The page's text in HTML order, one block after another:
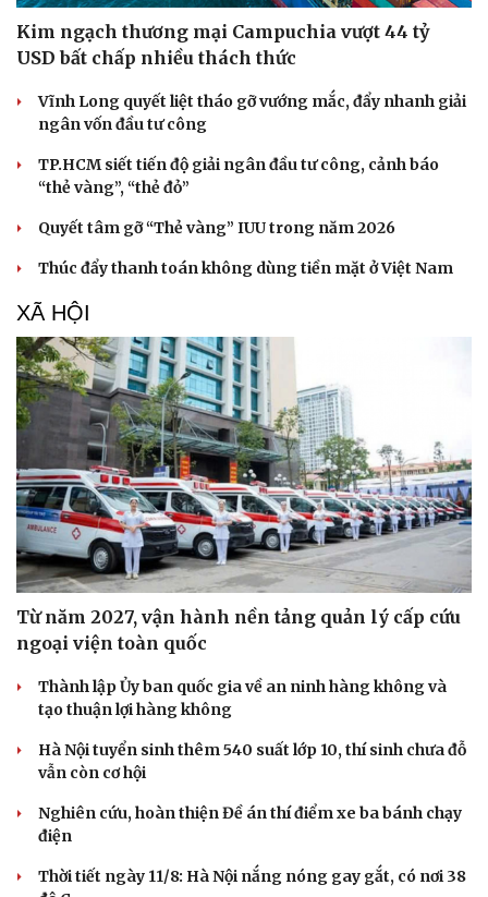
Văn hóa
Sân khấu - Điện ảnh
Văn học
Di sản
Giải trí
Nghệ sĩ
Thời trang
Kim ngạch thương mại Campuchia vượt 44 tỷ
USD bất chấp nhiều thách thức
Vĩnh Long quyết liệt tháo gỡ vướng mắc, đẩy nhanh giải
ngân vốn đầu tư công
TP.HCM siết tiến độ giải ngân đầu tư công, cảnh báo
“thẻ vàng”, “thẻ đỏ”
Quyết tâm gỡ “Thẻ vàng” IUU trong năm 2026
Thúc đẩy thanh toán không dùng tiền mặt ở Việt Nam
XÃ HỘI
Từ năm 2027, vận hành nền tảng quản lý cấp cứu
ngoại viện toàn quốc
Thành lập Ủy ban quốc gia về an ninh hàng không và
tạo thuận lợi hàng không
Hà Nội tuyển sinh thêm 540 suất lớp 10, thí sinh chưa đỗ
vẫn còn cơ hội
Nghiên cứu, hoàn thiện Đề án thí điểm xe ba bánh chạy
điện
Thời tiết ngày 11/8: Hà Nội nắng nóng gay gắt, có nơi 38